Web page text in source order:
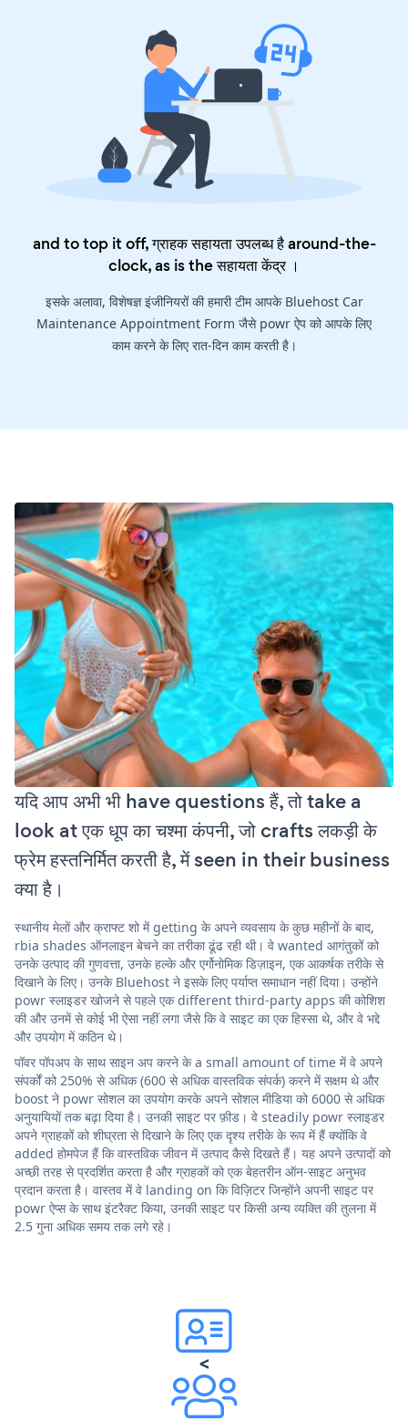
and to top it off, ग्राहक सहायता उपलब्ध है around-the-
clock, as is theसहायता केंद्र।
इसके अलावा, विशेषज्ञ इंजीनियरों की हमारी टीम आपके Bluehost Car
Maintenance Appointment Form जैसे powr ऐप को आपके लिए
काम करने के लिए रात-दिन काम करती है।
यदि आप अभी भी have questions हैं, तो take a
look at एक धूप का चश्मा कंपनी, जो crafts लकड़ी के
फ्रेम हस्तनिर्मित करती है, में seen in their business
क्या है।
स्थानीय मेलों और क्राफ्ट शो में getting के अपने व्यवसाय के कुछ महीनों के बाद,
rbia shades ऑनलाइन बेचने का तरीका ढूंढ रही थी। वे wanted आगंतुकों को
उनके उत्पाद की गुणवत्ता, उनके हल्के और एर्गोनोमिक डिज़ाइन, एक आकर्षक तरीके से
दिखाने के लिए। उनके Bluehost ने इसके लिए पर्याप्त समाधान नहीं दिया। उन्होंने
powr स्लाइडर खोजने से पहले एक different third-party apps की कोशिश
की और उनमें से कोई भी ऐसा नहीं लगा जैसे कि वे साइट का एक हिस्सा थे, और वे भद्दे
और उपयोग में कठिन थे।
पॉवर पॉपअप के साथ साइन अप करने के a small amount of time में वे अपने
संपर्कों को 250% से अधिक (600 से अधिक वास्तविक संपर्क) करने में सक्षम थे और
boost ने powr सोशल का उपयोग करके अपने सोशल मीडिया को 6000 से अधिक
अनुयायियों तक बढ़ा दिया है। उनकी साइट पर फ़ीड। वे steadily powr स्लाइडर
अपने ग्राहकों को शीघ्रता से दिखाने के लिए एक दृश्य तरीके के रूप में हैं क्योंकि वे
added होमपेज हैं कि वास्तविक जीवन में उत्पाद कैसे दिखते हैं। यह अपने उत्पादों को
अच्छी तरह से प्रदर्शित करता है और ग्राहकों को एक बेहतरीन ऑन-साइट अनुभव
प्रदान करता है। वास्तव में वे landing on कि विज़िटर जिन्होंने अपनी साइट पर
powr ऐप्स के साथ इंटरैक्ट किया, उनकी साइट पर किसी अन्य व्यक्ति की तुलना में
2.5 गुना अधिक समय तक लगे रहे।
<